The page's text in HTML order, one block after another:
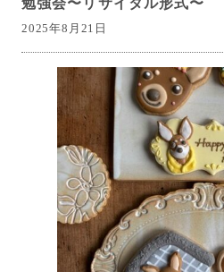
勉強会〜リサイタル形式〜
2025年8月21日